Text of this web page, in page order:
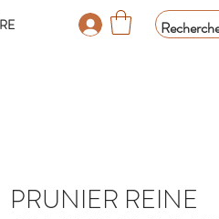
PRUNIER REINE